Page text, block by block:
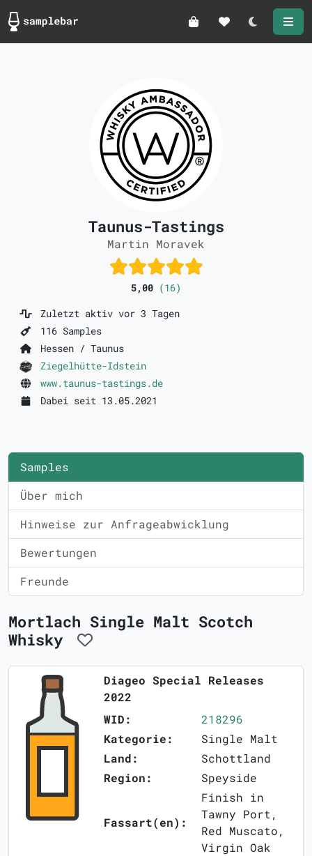
Darkmode
Taunus-Tastings
Martin Moravek
5,00 (16)
Zuletzt aktiv vor 3 Tagen
116 Samples
Hessen / Taunus
Ziegelhütte-Idstein
www.taunus-tastings.de
Dabei seit 13.05.2021
Samples
Über mich
Hinweise zur Anfrageabwicklung
Bewertungen
Freunde
Mortlach Single Malt Scotch
Whisky
Diageo Special Releases
2022
WID:
218296
Kategorie:
Single Malt
Land:
Schottland
Region:
Speyside
Fassart(en):
Finish in
Tawny Port,
Red Muscato,
Virgin Oak